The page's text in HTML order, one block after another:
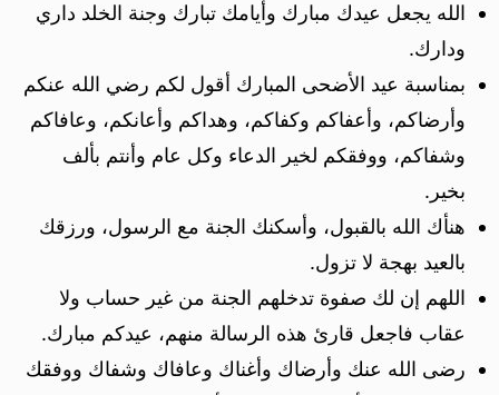
الله يجعل عيدك مبارك وأيامك تبارك وجنة الخلد داري
ودارك.
بمناسبة عيد الأضحى المبارك أقول لكم رضي الله عنكم
وأرضاكم، وأعفاكم وكفاكم، وهداكم وأعانكم، وعافاكم
وشفاكم، ووفقكم لخير الدعاء وكل عام وأنتم بألف
بخير.
هنأك الله بالقبول، وأسكنك الجنة مع الرسول، ورزقك
بالعيد بهجة لا تزول.
اللهم إن لك صفوة تدخلهم الجنة من غير حساب ولا
عقاب فاجعل قارئ هذه الرسالة منهم، عيدكم مبارك.
رضى الله عنك وأرضاك وأغناك وعافاك وشفاك ووفقك